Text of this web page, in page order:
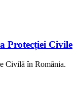
Protecției Civile
Civilă în România.